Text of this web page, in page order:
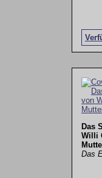
Das
Willi
Das